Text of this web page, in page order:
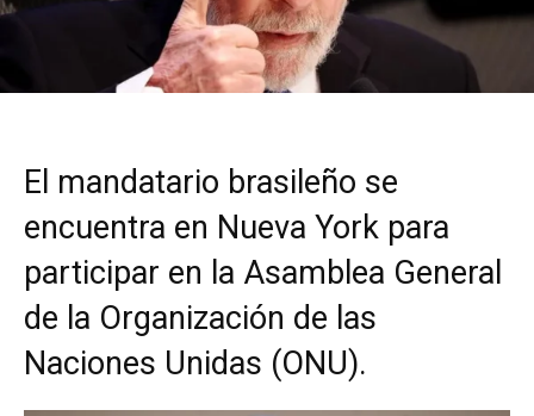
El mandatario brasileño se
encuentra en Nueva York para
participar en la Asamblea General
de la Organización de las
Naciones Unidas (ONU).